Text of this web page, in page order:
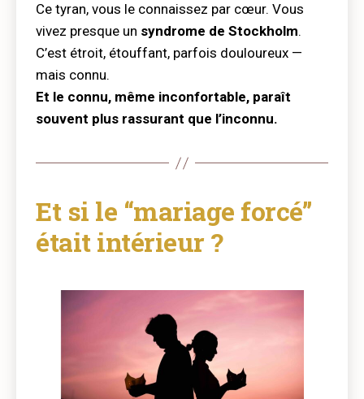
Ce tyran, vous le connaissez par cœur. Vous
vivez presque un syndrome de Stockholm.
C’est étroit, étouffant, parfois douloureux —
mais connu.
Et le connu, même inconfortable, paraît
souvent plus rassurant que l’inconnu.
Et si le “mariage forcé”
était intérieur ?